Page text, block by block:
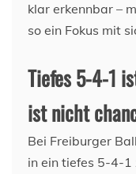
klar erkennbar –
so ein Fokus mit
Tiefes 5-4-1
ist nicht
Bei Freiburger
in ein tiefes 5-4-1